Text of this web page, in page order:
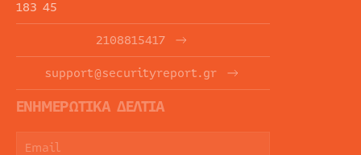
183 45
2108815417
support@securityreport.gr
ΕΝΗΜΕΡΩΤΙΚΑ ΔΕΛΤΙΑ